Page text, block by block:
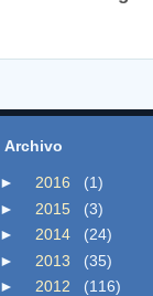
Archivo
► 2016
(1)
►
2015
(3)
►
2014
(24)
►
2013
(35)
►
2012
(116)